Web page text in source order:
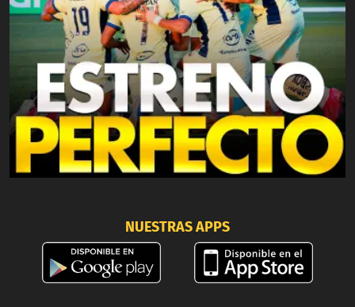
NUESTRAS APPS